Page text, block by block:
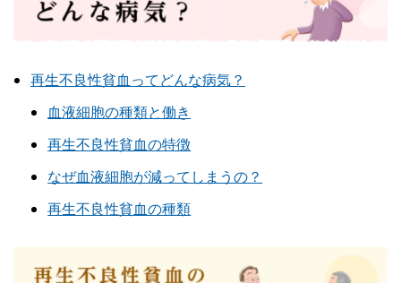
再生不良性貧血ってどんな病気？
血液細胞の種類と働き
再生不良性貧血の特徴
なぜ血液細胞が減ってしまうの？
再生不良性貧血の種類